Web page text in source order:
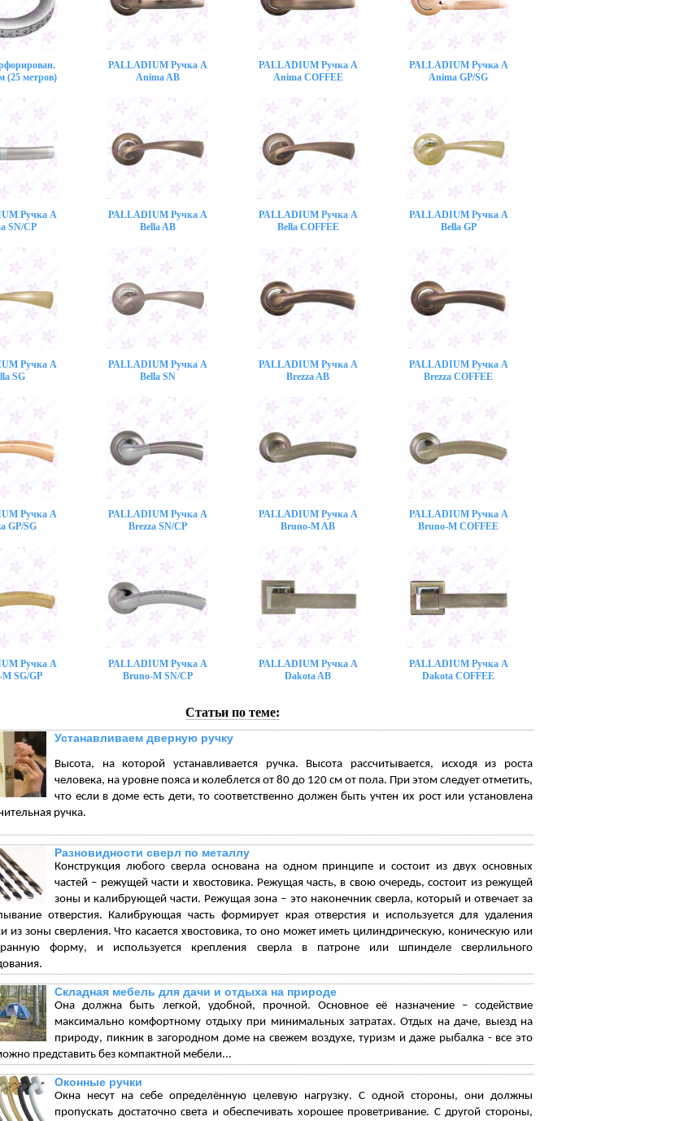
(25 метров)
PALLADIUM Ручка A
Anima AB
PALLADIUM Ручка A
Anima COFFEE
PALLADIUM Ручка A
Anima GP/SG
Ручка A
SN/CP
PALLADIUM Ручка A
Bella AB
PALLADIUM Ручка A
Bella COFFEE
PALLADIUM Ручка A
Bella GP
Ручка A
SG
PALLADIUM Ручка A
Bella SN
PALLADIUM Ручка A
Brezza AB
PALLADIUM Ручка A
Brezza COFFEE
Ручка A
GP/SG
PALLADIUM Ручка A
Brezza SN/CP
PALLADIUM Ручка A
Bruno-M AB
PALLADIUM Ручка A
Bruno-M COFFEE
Ручка A
SG/GP
PALLADIUM Ручка A
Bruno-M SN/CP
PALLADIUM Ручка A
Dakota AB
PALLADIUM Ручка A
Dakota COFFEE
Статьи по теме:
Устанавливаем дверную ручку
Высота, на которой устанавливается ручка. Высота рассчитывается, исходя из роста
человека, на уровне пояса и колеблется от 80 до 120 см от пола. При этом следует отметить,
что если в доме есть дети, то соответственно должен быть учтен их рост или установлена
ручка.
Разновидности сверл по металлу
Конструкция любого сверла основана на одном принципе и состоит из двух основных
частей – режущей части и хвостовика. Режущая часть, в свою очередь, состоит из режущей
зоны и калибрующей части. Режущая зона – это наконечник сверла, который и отвечает за
отверстия. Калибрующая часть формирует края отверстия и используется для удаления
из зоны сверления. Что касается хвостовика, то оно может иметь цилиндрическую, коническую или
форму, и используется крепления сверла в патроне или шпинделе сверлильного
Складная мебель для дачи и отдыха на природе
Она должна быть легкой, удобной, прочной. Основное её назначение – содействие
максимально комфортному отдыху при минимальных затратах. Отдых на даче, выезд на
природу, пикник в загородном доме на свежем воздухе, туризм и даже рыбалка - все это
представить без компактной мебели...
Оконные ручки
Окна несут на себе определённую целевую нагрузку. С одной стороны, они должны
пропускать достаточно света и обеспечивать хорошее проветривание. С другой стороны,